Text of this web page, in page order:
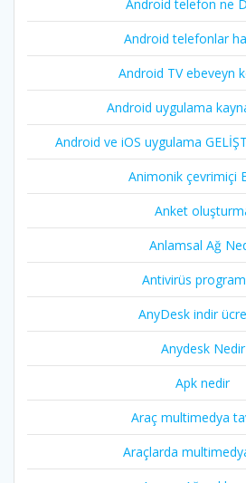
Android telefon ne
Android telefonlar
Android TV ebeveyn
Android uygulama
Android ve iOS uygulama
Animonik çevrimiçi
Anket
Anlamsal Ağ
Antivirüs
AnyDesk indir
Anydesk Nedir
Apk nedir
Araç multimedya
Araçlarda